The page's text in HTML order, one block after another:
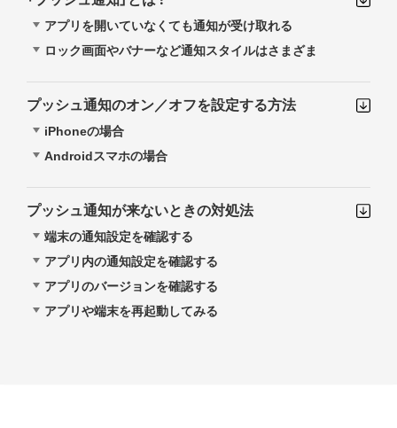
アプリを開いていなくても通知が受け取れる
ロック画面やバナーなど通知スタイルはさまざま
プッシュ通知のオン／オフを設定する方法
iPhoneの場合
Androidスマホの場合
プッシュ通知が来ないときの対処法
端末の通知設定を確認する
アプリ内の通知設定を確認する
アプリのバージョンを確認する
アプリや端末を再起動してみる